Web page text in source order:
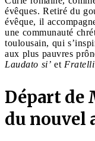
évêques. Retiré du
évêque, il
une communauté
toulousain, qui
aux plus pauvres
Laudato si’ et
Départ de
du nouvel